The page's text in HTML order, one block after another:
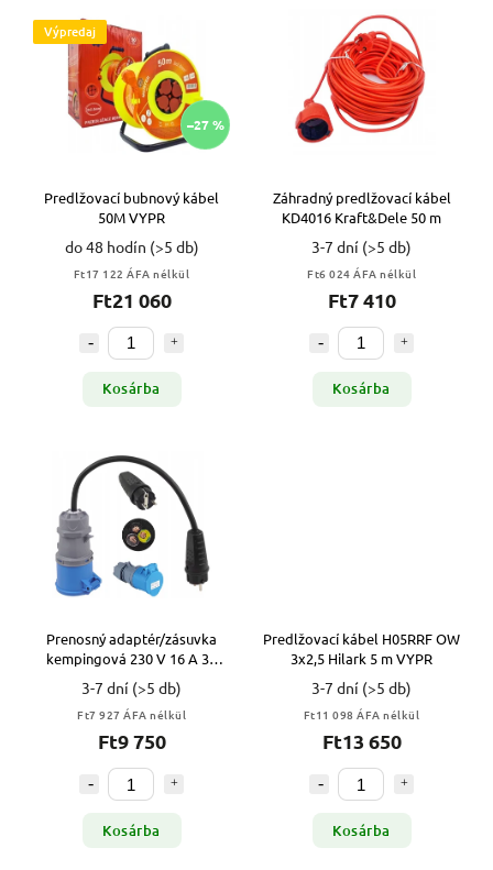
ABC szerint
Výpredaj
–27 %
Predlžovací bubnový kábel
50M VYPR
do 48 hodín (>5 db)
Ft17 122 ÁFA nélkül
Ft21 060
Kosárba
Záhradný predlžovací kábel
KD4016 Kraft&Dele 50 m
3-7 dní (>5 db)
Ft6 024 ÁFA nélkül
Ft7 410
Kosárba
Prenosný adaptér/zásuvka
kempingová 230 V 16 A 3P
IP44 VYPR
3-7 dní (>5 db)
Ft7 927 ÁFA nélkül
Ft9 750
Kosárba
Predlžovací kábel H05RRF OW
3x2,5 Hilark 5 m VYPR
3-7 dní (>5 db)
Ft11 098 ÁFA nélkül
Ft13 650
Kosárba